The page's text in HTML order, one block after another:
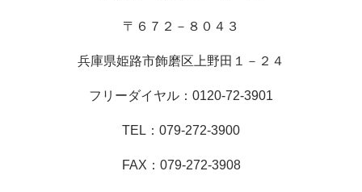
〒６７２－８０４３
兵庫県姫路市飾磨区上野田１－２４
フリーダイヤル：0120-72-3901
TEL：079-272-3900
FAX：079-272-3908